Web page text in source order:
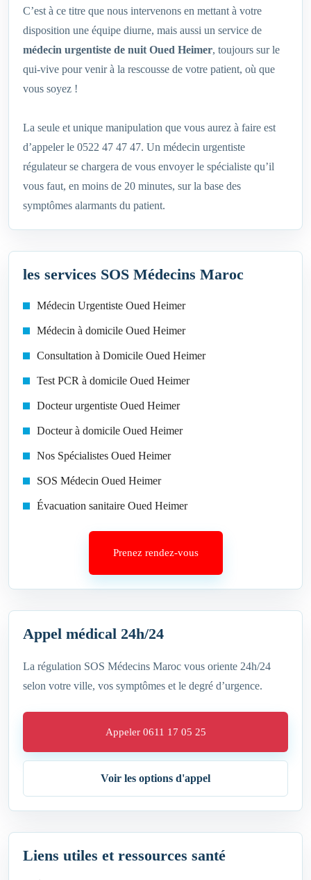
C’est à ce titre que nous intervenons en mettant à votre
disposition une équipe diurne, mais aussi un service de
médecin urgentiste de nuit Oued Heimer, toujours sur le
qui-vive pour venir à la rescousse de votre patient, où que
vous soyez !
La seule et unique manipulation que vous aurez à faire est
d’appeler le 0522 47 47 47. Un médecin urgentiste
régulateur se chargera de vous envoyer le spécialiste qu’il
vous faut, en moins de 20 minutes, sur la base des
symptômes alarmants du patient.
les services SOS Médecins Maroc
Médecin Urgentiste Oued Heimer
Médecin à domicile Oued Heimer
Consultation à Domicile Oued Heimer
Test PCR à domicile Oued Heimer
Docteur urgentiste Oued Heimer
Docteur à domicile Oued Heimer
Nos Spécialistes Oued Heimer
SOS Médecin Oued Heimer
Évacuation sanitaire Oued Heimer
Prenez rendez-vous
Appel médical 24h/24
La régulation SOS Médecins Maroc vous oriente 24h/24
selon votre ville, vos symptômes et le degré d’urgence.
Appeler 0611 17 05 25
Voir les options d'appel
Liens utiles et ressources santé